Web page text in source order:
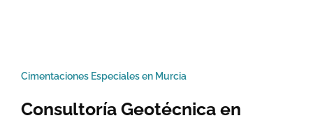
Cimentaciones Especiales en Murcia
Consultoría Geotécnica en